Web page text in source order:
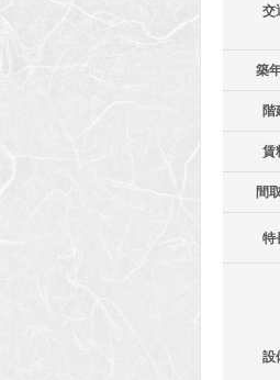
交
築
階
賃
間
特
設